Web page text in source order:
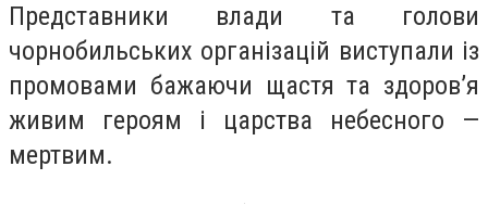
Представники влади та голови
чорнобильських організацій виступали із
промовами бажаючи щастя та здоров’я
живим героям і царства небесного —
мертвим.